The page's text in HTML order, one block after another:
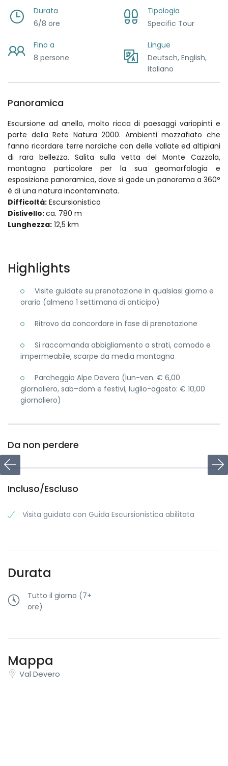
Durata
6/8 ore
Tipologia
Specific Tour
Fino a
8 persone
Lingue
Deutsch, English,
Italiano
Panoramica
Escursione ad anello, molto ricca di paesaggi variopinti e
parte della Rete Natura 2000. Ambienti mozzafiato che
fanno ricordare terre nordiche con delle vallate ed altipiani
di rara bellezza. Salita sulla vetta del Monte Cazzola,
montagna particolare per la sua geomorfologia e
esposizione panoramica, dove si gode un panorama a 360°
è di una natura incontaminata.
Difficoltà: Escursionistico
Dislivello:ca. 780 m
Lunghezza: 12,5 km
Highlights
Visite guidate su prenotazione in qualsiasi giorno e
orario (almeno 1 settimana di anticipo)
Ritrovo da concordare in fase di prenotazione
Si raccomanda abbigliamento a strati, comodo e
impermeabile, scarpe da media montagna
Parcheggio Alpe Devero (lun-ven. € 6,00
giornaliero, sab–dom e festivi, luglio-agosto: € 10,00
giornaliero)
Da non perdere
Incluso/Escluso
Visita guidata con Guida Escursionistica abilitata
Durata
Tutto il giorno (7+
ore)
Mappa
Val Devero